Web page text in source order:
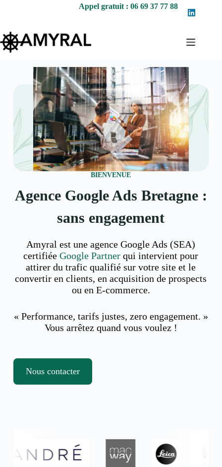
Appel gratuit : 06 69 37 77 88
BIENVENUE
Agence Google Ads Bretagne :
sans engagement
Amyral est une agence Google Ads (SEA)
certifiéeGoogle Partner qui intervient pour
attirer du trafic qualifié sur votre site et le
convertir en clients, en acquisition de prospects
ou en E-commerce.
« Performance, tarifs justes, zero engagement. »
Vous arrêtez quand vous voulez !
Nous contacter